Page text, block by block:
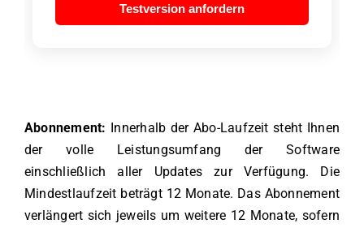
Abonnement: Innerhalb der Abo-Laufzeit steht Ihnen
der volle Leistungsumfang der Software
einschließlich aller Updates zur Verfügung. Die
Mindestlaufzeit beträgt 12 Monate. Das Abonnement
verlängert sich jeweils um weitere 12 Monate, sofern